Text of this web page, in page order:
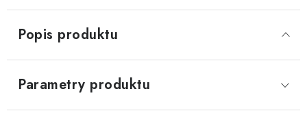
Popis produktu
Parametry produktu